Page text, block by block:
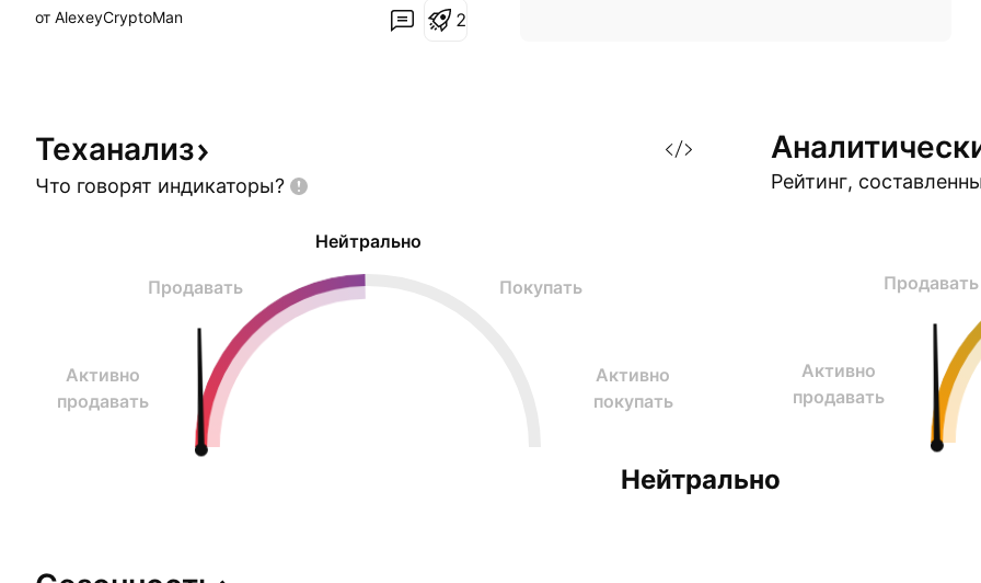
от AlexeyCryptoMan 2
Теханализ
Что говорят индикаторы?
Нейтрально
Продавать Покупать
Активно
продавать
Активно
покупать
Нейтрально
Рейтинг,
Продавать
Активно
продавать